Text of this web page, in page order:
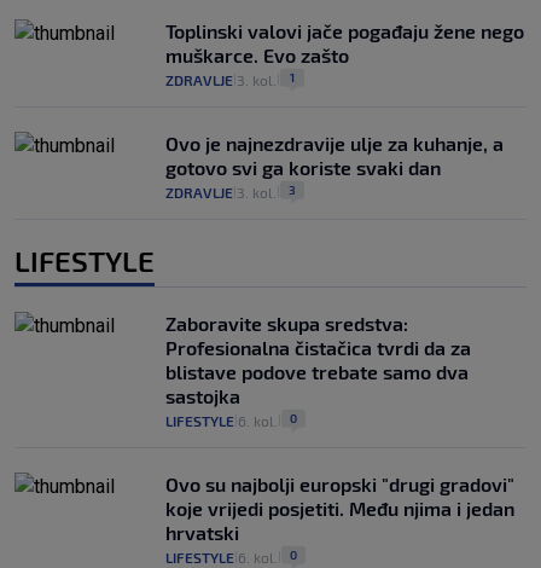
Toplinski valovi jače pogađaju žene nego
muškarce. Evo zašto
ZDRAVLJE 3. kol. 1
Ovo je najnezdravije ulje za kuhanje, a
gotovo svi ga koriste svaki dan
ZDRAVLJE 3. kol. 3
LIFESTYLE
Zaboravite skupa sredstva:
Profesionalna čistačica tvrdi da za
blistave podove trebate samo dva
sastojka
LIFESTYLE 6. kol. 0
Ovo su najbolji europski "drugi gradovi"
koje vrijedi posjetiti. Među njima i jedan
hrvatski
LIFESTYLE 6. kol. 0